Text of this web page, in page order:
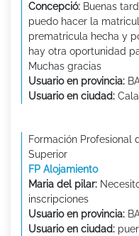
Concepció: Buenas
puedo hacer la
prematricula hecha y
hay otra oportunidad
Muchas gracias
Usuario en provincia:
Usuario en ciudad:
Formación Profesional
Superior
FP Alojamiento
Maria del pilar:
inscripciones
Usuario en provincia:
Usuario en ciudad: